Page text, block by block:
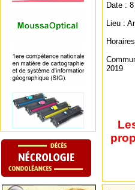
Date :
Lieu :
2019